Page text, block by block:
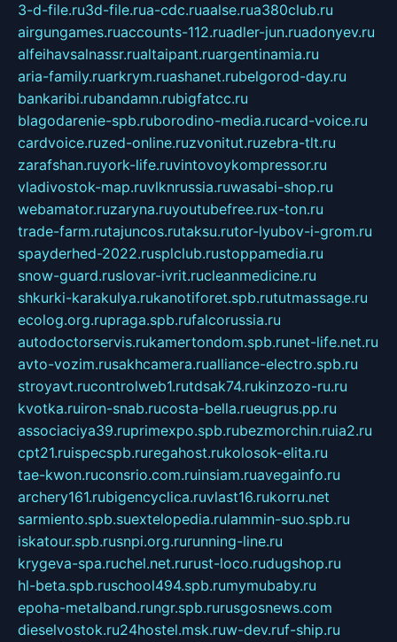
3-d-file.ru3d-file.rua-cdc.ruaalse.rua380club.ru
airgungames.ruaccounts-112.ruadler-jun.ruadonyev.ru
alfeihavsalnassr.rualtaipant.ruargentinamia.ru
aria-family.ruarkrym.ruashanet.rubelgorod-day.ru
bankaribi.rubandamn.rubigfatcc.ru
blagodarenie-spb.ruborodino-media.rucard-voice.ru
cardvoice.ruzed-online.ruzvonitut.ruzebra-tlt.ru
zarafshan.ruyork-life.ruvintovoykompressor.ru
vladivostok-map.ruvlknrussia.ruwasabi-shop.ru
webamator.ruzaryna.ruyoutubefree.rux-ton.ru
trade-farm.rutajuncos.rutaksu.rutor-lyubov-i-grom.ru
spayderhed-2022.rusplclub.rustoppamedia.ru
snow-guard.ruslovar-ivrit.rucleanmedicine.ru
shkurki-karakulya.rukanotiforet.spb.rututmassage.ru
ecolog.org.rupraga.spb.rufalcorussia.ru
autodoctorservis.rukamertondom.spb.runet-life.net.ru
avto-vozim.rusakhcamera.rualliance-electro.spb.ru
stroyavt.rucontrolweb1.rutdsak74.rukinzozo-ru.ru
kvotka.ruiron-snab.rucosta-bella.rueugrus.pp.ru
associaciya39.ruprimexpo.spb.rubezmorchin.ruia2.ru
cpt21.ruispecspb.ruregahost.rukolosok-elita.ru
tae-kwon.ruconsrio.com.ruinsiam.ruavegainfo.ru
archery161.rubigencyclica.ruvlast16.rukorru.net
sarmiento.spb.suextelopedia.rulammin-suo.spb.ru
iskatour.spb.rusnpi.org.rurunning-line.ru
krygeva-spa.ruchel.net.rurust-loco.rudugshop.ru
hl-beta.spb.ruschool494.spb.rumymubaby.ru
epoha-metalband.rungr.spb.rurusgosnews.com
dieselvostok.ru24hostel.msk.ruw-dev.ruf-ship.ru